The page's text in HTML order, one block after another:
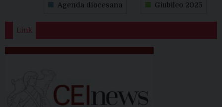
Agenda diocesana Giubileo 2025
Link